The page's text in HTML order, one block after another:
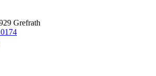
Grefrath